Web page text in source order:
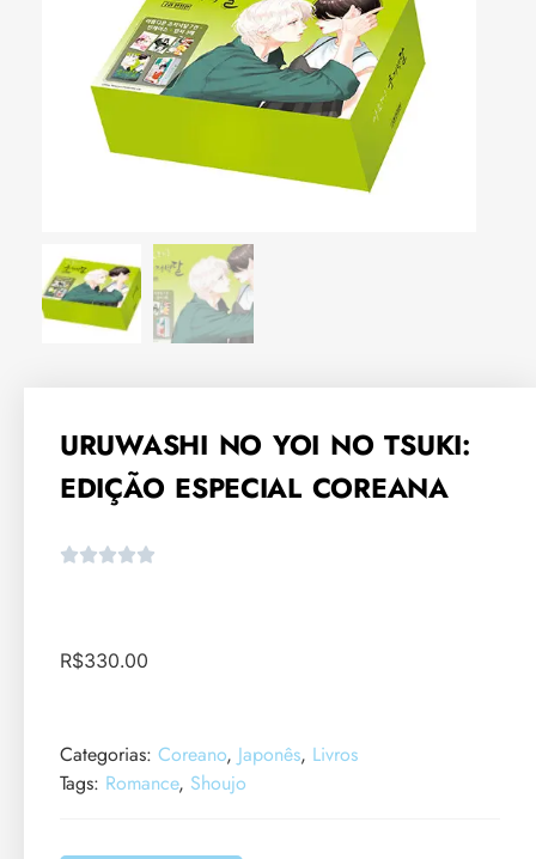
URUWASHI NO YOI NO TSUKI:
EDIÇÃO ESPECIAL COREANA
R$330.00
Categorias: Coreano, Japonês, Livros
Tags: Romance, Shoujo